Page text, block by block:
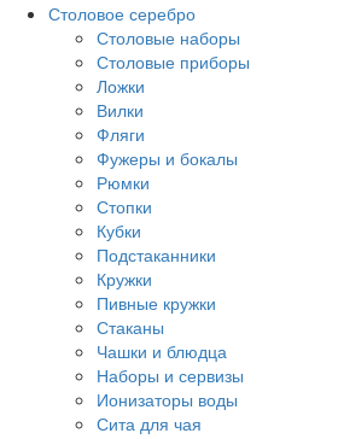
Столовое серебро
Столовые наборы
Столовые приборы
Ложки
Вилки
Фляги
Фужеры и бокалы
Рюмки
Стопки
Кубки
Подстаканники
Кружки
Пивные кружки
Стаканы
Чашки и блюдца
Наборы и сервизы
Ионизаторы воды
Сита для чая